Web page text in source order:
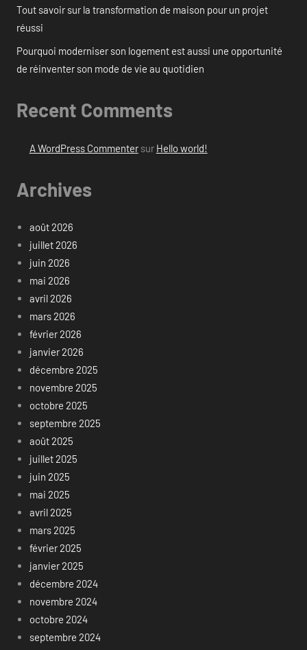
Tout savoir sur la transformation de maison pour un projet
réussi
Pourquoi moderniser son logement est aussi une opportunité
de réinventer son mode de vie au quotidien
Recent Comments
A WordPress Commentersur Hello world!
Archives
août 2026
juillet 2026
juin 2026
mai 2026
avril 2026
mars 2026
février 2026
janvier 2026
décembre 2025
novembre 2025
octobre 2025
septembre 2025
août 2025
juillet 2025
juin 2025
mai 2025
avril 2025
mars 2025
février 2025
janvier 2025
décembre 2024
novembre 2024
octobre 2024
septembre 2024